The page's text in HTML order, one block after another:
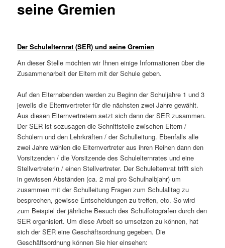
seine Gremien
Der Schulelternrat (SER) und seine Gremien
An dieser Stelle möchten wir Ihnen einige Informationen über die
Zusammenarbeit der Eltern mit der Schule geben.
Auf den Elternabenden werden zu Beginn der Schuljahre 1 und 3
jeweils die Elternvertreter für die nächsten zwei Jahre gewählt.
Aus diesen Elternvertretern setzt sich dann der SER zusammen.
Der SER ist sozusagen die Schnittstelle zwischen Eltern /
Schülern und den Lehrkräften / der Schulleitung. Ebenfalls alle
zwei Jahre wählen die Elternvertreter aus ihren Reihen dann den
Vorsitzenden / die Vorsitzende des Schulelternrates und eine
Stellvertreterin / einen Stellvertreter. Der Schulelternrat trifft sich
in gewissen Abständen (ca. 2 mal pro Schulhalbjahr) um
zusammen mit der Schulleitung Fragen zum Schulalltag zu
besprechen, gewisse Entscheidungen zu treffen, etc. So wird
zum Beispiel der jährliche Besuch des Schulfotografen durch den
SER organisiert. Um diese Arbeit so umsetzen zu können, hat
sich der SER eine Geschäftsordnung gegeben. Die
Geschäftsordnung können Sie hier einsehen: